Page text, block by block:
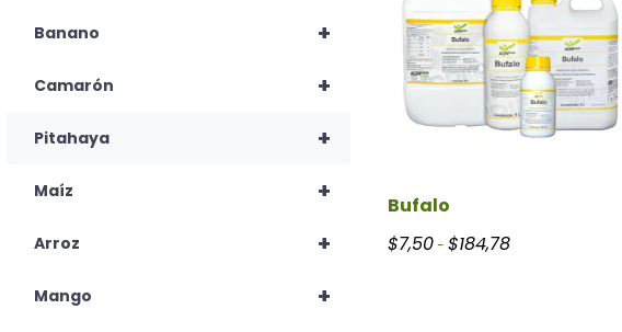
Bufalo
$7,50 - $184,78Rango de
+
Banano
+
Camarón
+
Pitahaya
+
Maíz
+
Arroz
+
Mango